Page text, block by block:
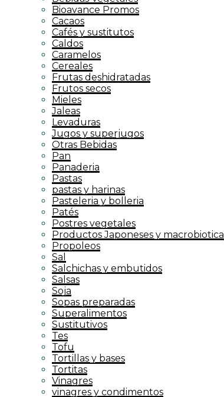
Bioavance Promos
Cacaos
Cafés y sustitutos
Caldos
Caramelos
Cereales
Frutas deshidratadas
Frutos secos
Mieles
Jaleas
Levaduras
Jugos y superjugos
Otras Bebidas
Pan
Panaderia
Pastas
pastas y harinas
Pasteleria y bolleria
Patés
Postres vegetales
Productos Japoneses y macrobiotica
Propoleos
Sal
Salchichas y embutidos
Salsas
Soja
Sopas preparadas
Superalimentos
Sustitutivos
Tes
Tofu
Tortillas y bases
Tortitas
Vinagres
vinagres y condimentos